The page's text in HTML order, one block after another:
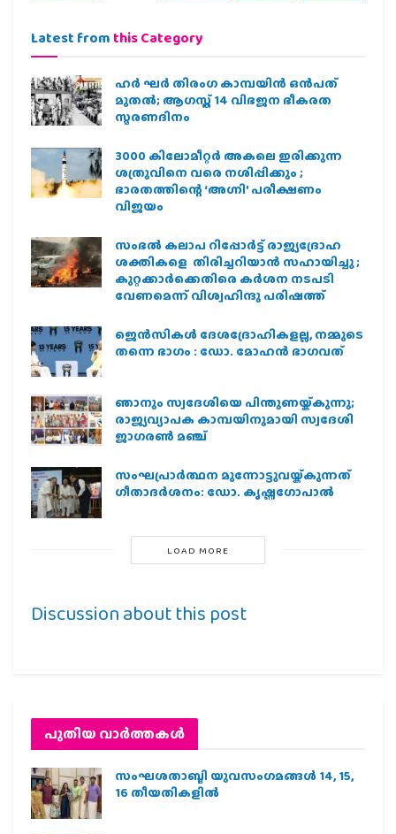
Latest from this Category
ഹര്‍ ഘര്‍ തിരംഗ കാമ്പയിന്‍ ഒന്‍പത്
മുതല്‍; ആഗസ്ത് 14 വിഭജന ഭീകരത
സ്മരണദിനം
3000 കിലോമീറ്റർ അകലെ ഇരിക്കുന്ന
ശത്രുവിനെ വരെ നശിപ്പിക്കും ;
ഭാരതത്തിന്റെ ‘അഗ്നി’ പരീക്ഷണം
വിജയം
സംഭൽ കലാപ റിപ്പോർട്ട് രാജ്യദ്രോഹ
ശക്തികളെ തിരിച്ചറിയാൻ സഹായിച്ചു ;
കുറ്റക്കാർക്കെതിരെ കർശന നടപടി
വേണമെന്ന് വിശ്വഹിന്ദു പരിഷത്ത്
ജെന്‍സികള്‍ ദേശദ്രോഹികളല്ല, നമ്മുടെ
തന്നെ ഭാഗം : ഡോ. മോഹന്‍ ഭാഗവത്
ഞാനും സ്വദേശിയെ പിന്തുണയ്ക്കുന്നു;
രാജ്യവ്യാപക കാമ്പയിനുമായി സ്വദേശി
ജാഗരണ്‍ മഞ്ച്
സംഘപ്രാര്‍ത്ഥന മുന്നോട്ടുവയ്ക്കുന്നത്
ഗീതാദര്‍ശനം: ഡോ. കൃഷ്ണഗോപാല്‍
LOAD MORE
Discussion about this post
പുതിയ വാര്‍ത്തകള്‍
സംഘശതാബ്ദി യുവസംഗമങ്ങള്‍ 14, 15,
16 തീയതികളില്‍